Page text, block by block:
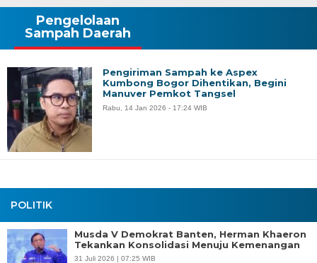
POLITIK
Musda V Demokrat Banten, Herman Khaeron
Tekankan Konsolidasi Menuju Kemenangan
31 Juli 2026 | 07:25 WIB
Pengelolaan
Sampah Daerah
Pengiriman Sampah ke Aspex
Kumbong Bogor Dihentikan, Begini
Manuver Pemkot Tangsel
Rabu, 14 Jan 2026 - 17:24 WIB